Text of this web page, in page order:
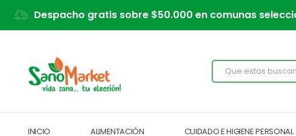
Despacho gratis sobre $50.000 en comunas
INICIO ALIMENTACIÓN CUIDADO E HIGIENE PERSONAL